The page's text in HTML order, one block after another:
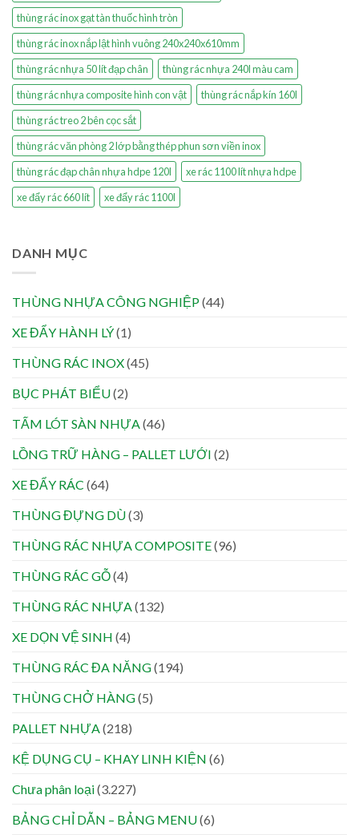
thùng rác inox gạt tàn thuốc hình tròn
thùng rác inox nắp lật hình vuông 240x240x610mm
thùng rác nhựa 50 lít đạp chân
thùng rác nhựa 240l màu cam
thùng rác nhựa composite hình con vật
thùng rác nắp kín 160l
thùng rác treo 2 bên cọc sắt
thùng rác văn phòng 2 lớp bằng thép phun sơn viền inox
thùng rác đạp chân nhựa hdpe 120l
xe rác 1100 lít nhựa hdpe
xe đẩy rác 660 lít
xe đẩy rác 1100l
DANH MỤC
THÙNG NHỰA CÔNG NGHIỆP(44)
XE ĐẨY HÀNH LÝ(1)
THÙNG RÁC INOX(45)
BỤC PHÁT BIỂU(2)
TẤM LÓT SÀN NHỰA(46)
LỒNG TRỮ HÀNG – PALLET LƯỚI (2)
XE ĐẨY RÁC (64)
THÙNG ĐỰNG DÙ(3)
THÙNG RÁC NHỰA COMPOSITE(96)
THÙNG RÁC GỖ(4)
THÙNG RÁC NHỰA(132)
XE DỌN VỆ SINH (4)
THÙNG RÁC ĐA NĂNG(194)
THÙNG CHỞ HÀNG(5)
PALLET NHỰA(218)
KỆ DỤNG CỤ – KHAY LINH KIỆN (6)
Chưa phân loại(3.227)
BẢNG CHỈ DẪN – BẢNG MENU(6)